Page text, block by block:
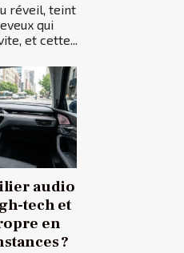
réveil, teint
qui
et cette...
audio
tech et
en
?